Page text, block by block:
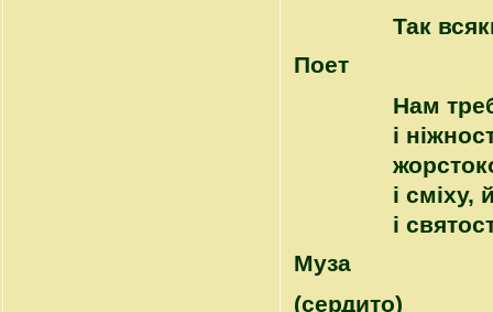
Так
Поет
Нам
і
і сміху,
і
Муза
(сердито)